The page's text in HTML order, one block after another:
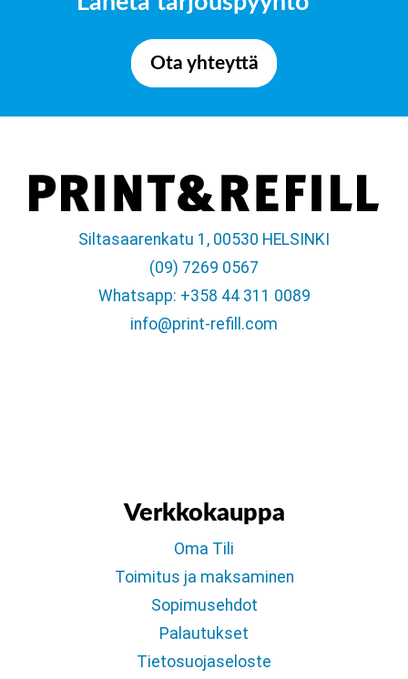
Ota yhteyttä
Siltasaarenkatu 1, 00530 HELSINKI
(09) 7269 0567
Whatsapp: +358 44 311 0089
info@print-refill.com
Verkkokauppa
Oma Tili
Toimitus ja maksaminen
Sopimusehdot
Palautukset
Tietosuojaseloste